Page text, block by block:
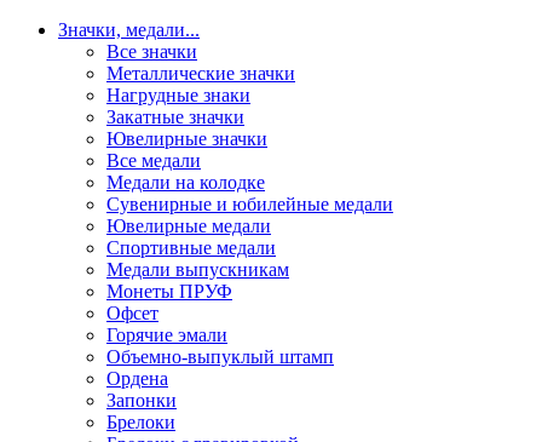
Значки, медали...
Все значки
Металлические значки
Нагрудные знаки
Закатные значки
Ювелирные значки
Все медали
Медали на колодке
Сувенирные и юбилейные медали
Ювелирные медали
Спортивные медали
Медали выпускникам
Монеты ПРУФ
Офсет
Горячие эмали
Объемно-выпуклый штамп
Ордена
Запонки
Брелоки